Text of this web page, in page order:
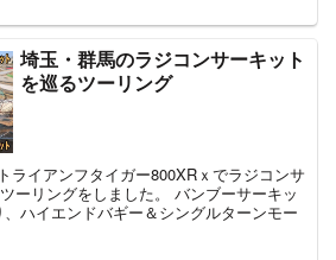
埼玉・群馬のラジコンサーキット
を巡るツーリング
ライアンフタイガー800XRｘでラジコンサ
ーリングをしました。 バンブーサーキッ
ハイエンドバギー＆シングルターンモー